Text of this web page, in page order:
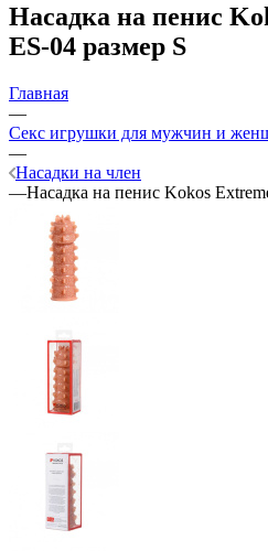
Насадка на пенис
ES-04 размер S
Главная
—
Секс игрушки для мужчин и
—
Насадки на член
—Насадка на пенис Kokos